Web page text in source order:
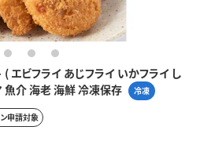
エビフライ あじフライ いかフライ し
魚介 海老 海鮮 冷凍保存
冷凍
2 3 4
ン申請対象